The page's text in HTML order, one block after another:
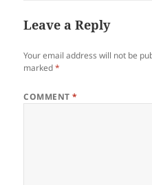
Leave a Reply
Your email address will not be
marked*
COMMENT*